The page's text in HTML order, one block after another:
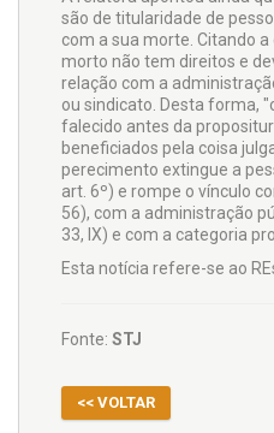
são de titularidade de
com a sua morte. Citando
morto não tem direitos e
relação com a
ou sindicato. Desta forma,
falecido antes da
beneficiados pela coisa
perecimento extingue a
art. 6º) e rompe o vínculo
56), com a administração
33, IX) e com a categoria
Esta notícia refere-se ao
Fonte: STJ
<< VOLTAR